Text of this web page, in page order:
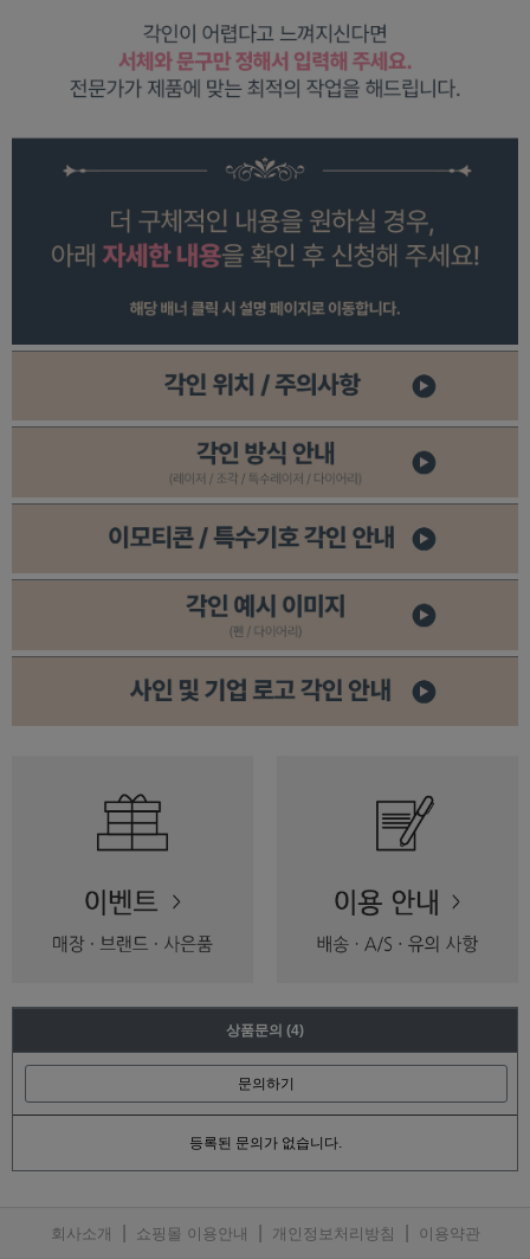
상품문의 (4)
문의하기
등록된 문의가 없습니다.
회사소개 쇼핑몰 이용안내 개인정보처리방침 이용약관